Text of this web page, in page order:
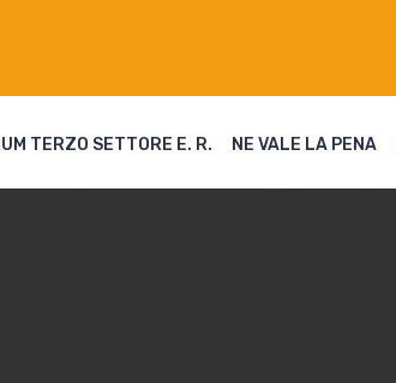
TERZO SETTORE E. R. NE VALE LA PENA